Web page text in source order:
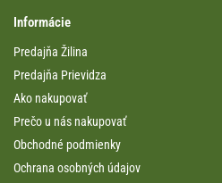
Informácie
Predajňa Žilina
Predajňa Prievidza
Ako nakupovať
Prečo u nás nakupovať
Obchodné podmienky
Ochrana osobných údajov